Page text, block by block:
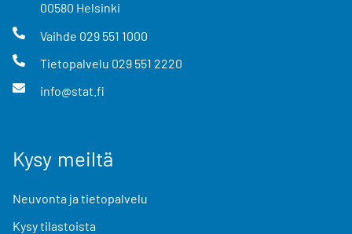
00580 Helsinki
Vaihde 029 551 1000
Tietopalvelu 029 551 2220
info@stat.fi
Kysy meiltä
Neuvonta ja tietopalvelu
Kysy tilastoista